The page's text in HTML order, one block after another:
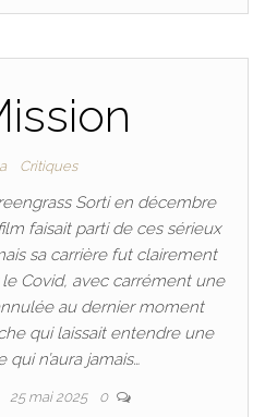
Critiques
Sorti en décembre
faisait parti de ces sérieux
sa carrière fut clairement
Covid, avec carrément une
au dernier moment
qui laissait entendre une
n’aura jamais…
25 mai 2025 0